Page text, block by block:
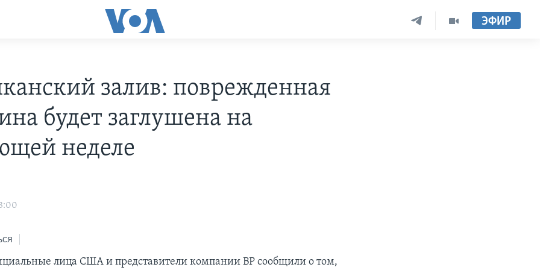
ЭФИР
залив: поврежденная
будет заглушена на
неделе
лица США и представители компании ВР сообщили о том,